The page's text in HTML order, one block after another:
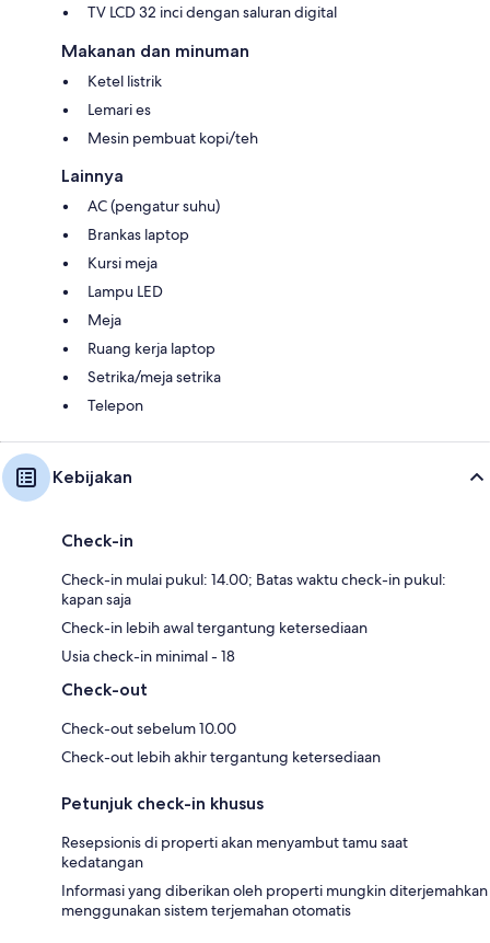
TV LCD 32 inci dengan saluran digital
Makanan dan minuman
Ketel listrik
Lemari es
Mesin pembuat kopi/teh
Lainnya
AC (pengatur suhu)
Brankas laptop
Kursi meja
Lampu LED
Meja
Ruang kerja laptop
Setrika/meja setrika
Telepon
Kebijakan
Check-in
Check-in mulai pukul: 14.00; Batas waktu check-in pukul:
kapan saja
Check-in lebih awal tergantung ketersediaan
Usia check-in minimal - 18
Check-out
Check-out sebelum 10.00
Check-out lebih akhir tergantung ketersediaan
Petunjuk check-in khusus
Resepsionis di properti akan menyambut tamu saat
kedatangan
Informasi yang diberikan oleh properti mungkin diterjemahkan
menggunakan sistem terjemahan otomatis